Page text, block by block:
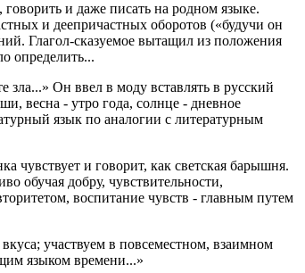
и даже писать на родном языке.
и деепричастных оборотов («будучи он
Глагол-сказуемое вытащил из положения
определить...
зла...» Он ввел в моду вставлять в русский
весна - утро года, солнце - дневное
язык по аналогии с литературным
чувствует и говорит, как светская барышня.
обучая добру, чувствительности,
воспитание чувств - главным путем
участвуем в повсеместном, взаимном
языком времени...»